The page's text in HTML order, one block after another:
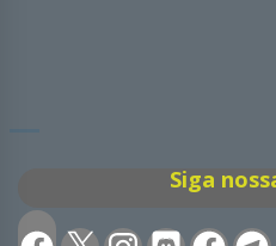
Siga
Facebook
X Instagram
DiscordFacebook